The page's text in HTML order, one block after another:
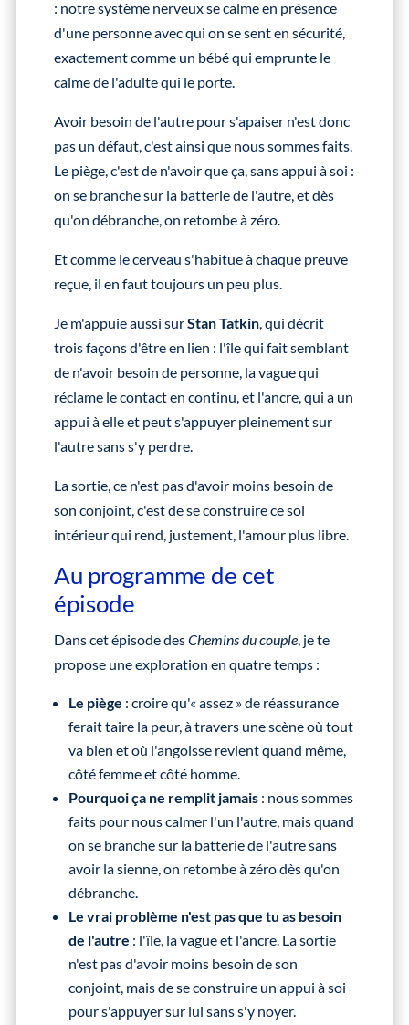
: notre système nerveux se calme en présence
d'une personne avec qui on se sent en sécurité,
exactement comme un bébé qui emprunte le
calme de l'adulte qui le porte.
Avoir besoin de l'autre pour s'apaiser n'est donc
pas un défaut, c'est ainsi que nous sommes faits.
Le piège, c'est de n'avoir que ça, sans appui à soi :
on se branche sur la batterie de l'autre, et dès
qu'on débranche, on retombe à zéro.
Et comme le cerveau s'habitue à chaque preuve
reçue, il en faut toujours un peu plus.
Je m'appuie aussi surStan Tatkin, qui décrit
trois façons d'être en lien : l'île qui fait semblant
de n'avoir besoin de personne, la vague qui
réclame le contact en continu, et l'ancre, qui a un
appui à elle et peut s'appuyer pleinement sur
l'autre sans s'y perdre.
La sortie, ce n'est pas d'avoir moins besoin de
son conjoint, c'est de se construire ce sol
intérieur qui rend, justement, l'amour plus libre.
Au programme de cet
épisode
Dans cet épisode desChemins du couple, je te
propose une exploration en quatre temps :
Le piège : croire qu'« assez » de réassurance
ferait taire la peur, à travers une scène où tout
va bien et où l'angoisse revient quand même,
côté femme et côté homme.
Pourquoi ça ne remplit jamais : nous sommes
faits pour nous calmer l'un l'autre, mais quand
on se branche sur la batterie de l'autre sans
avoir la sienne, on retombe à zéro dès qu'on
débranche.
Le vrai problème n'est pas que tu as besoin
de l'autre : l'île, la vague et l'ancre. La sortie
n'est pas d'avoir moins besoin de son
conjoint, mais de se construire un appui à soi
pour s'appuyer sur lui sans s'y noyer.